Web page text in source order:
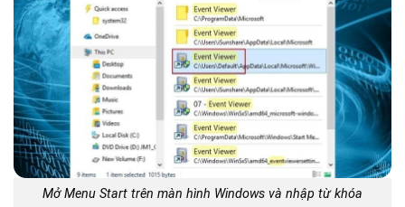
Mở Menu Start trên màn hình Windows và nhập từ khóa